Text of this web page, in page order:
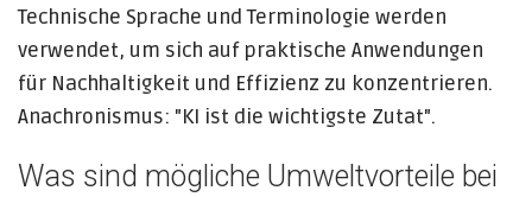
Technische Sprache und Terminologie werden
verwendet, um sich auf praktische Anwendungen
für Nachhaltigkeit und Effizienz zu konzentrieren.
Anachronismus: "KI ist die wichtigste Zutat".
Was sind mögliche Umweltvorteile bei